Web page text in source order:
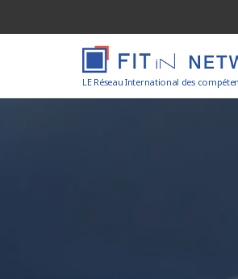
LE Réseau International des